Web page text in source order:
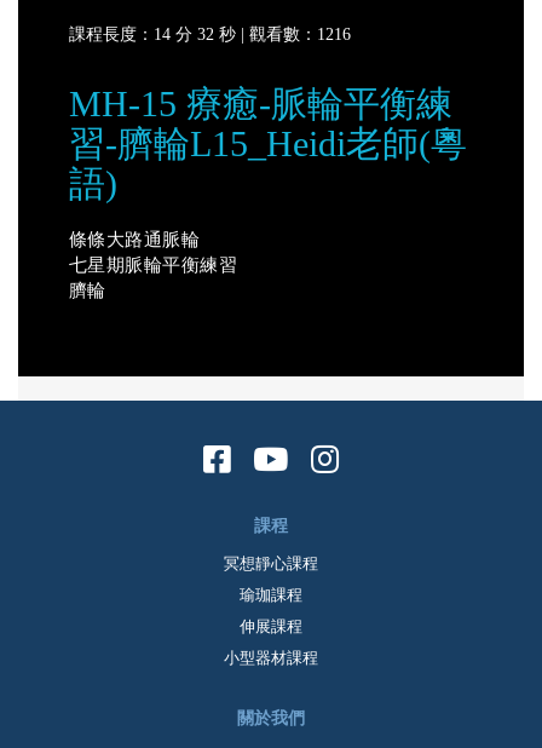
課程長度：14 分 32 秒 | 觀看數：1216
MH-15 療癒-脈輪平衡練
習-臍輪L15_Heidi老師(粵
語)
條條大路通脈輪
七星期脈輪平衡練習
臍輪
課程
冥想靜心課程
瑜珈課程
伸展課程
小型器材課程
關於我們